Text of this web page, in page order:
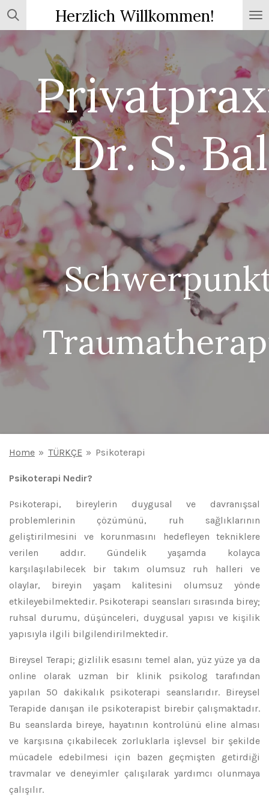
Zum
Hauptinhalt
springen
Herzlich Willkommen!
Dr. S. Bal
Home » TÜRKÇE » Psikoterapi
Psikoterapi Nedir?
Psikoterapi, bireylerin duygusal ve davranışsal
problemlerinin çözümünü, ruh sağlıklarının
geliştirilmesini ve korunmasını hedefleyen tekniklere
verilen addır. Gündelik yaşamda kolayca
karşılaşılabilecek bir takım olumsuz ruh halleri ve
olaylar, bireyin yaşam kalitesini olumsuz yönde
etkileyebilmektedir. Psikoterapi seansları sırasında birey;
ruhsal durumu, düşünceleri, duygusal yapısı ve kişilik
yapısıyla ilgili bilgilendirilmektedir.
Bireysel Terapi; gizlilik esasını temel alan, yüz yüze ya da
online olarak uzman bir klinik psikolog tarafından
yapılan 50 dakikalık psikoterapi seanslarıdır. Bireysel
Terapide danışan ile psikoterapist birebir çalışmaktadır.
Bu seanslarda bireye, hayatının kontrolünü eline alması
ve karşısına çıkabilecek zorluklarla işlevsel bir şekilde
mücadele edebilmesi için bazen geçmişten getirdiği
travmalar ve deneyimler çalışılarak yardımcı olunmaya
çalışılır.